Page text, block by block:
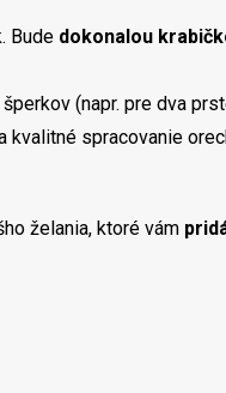
Bude dokonalou
(napr. pre dva
kvalitné spracovanie
želania, ktoré vám